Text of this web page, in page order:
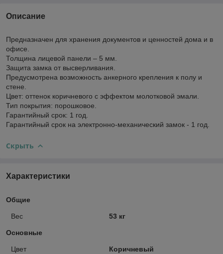
Описание
Предназначен для хранения документов и ценностей дома и в
офисе.
Толщина лицевой панели – 5 мм.
Защита замка от высверливания.
Предусмотрена возможность анкерного крепления к полу и
стене.
Цвет: оттенок коричневого с эффектом молотковой эмали.
Тип покрытия: порошковое.
Гарантийный срок: 1 год.
Гарантийный срок на электронно-механический замок - 1 год.
Скрыть
Характеристики
Общие
Вес 53 кг
Основные
Цвет
Коричневый